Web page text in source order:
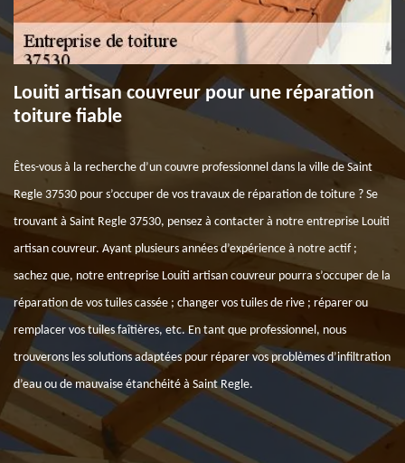
Louiti artisan couvreur pour une réparation
toiture fiable
Êtes-vous à la recherche d’un couvre professionnel dans la ville de Saint
Regle 37530 pour s’occuper de vos travaux de réparation de toiture ? Se
trouvant à Saint Regle 37530, pensez à contacter à notre entreprise Louiti
artisan couvreur. Ayant plusieurs années d’expérience à notre actif ;
sachez que, notre entreprise Louiti artisan couvreur pourra s’occuper de la
réparation de vos tuiles cassée ; changer vos tuiles de rive ; réparer ou
remplacer vos tuiles faîtières, etc. En tant que professionnel, nous
trouverons les solutions adaptées pour réparer vos problèmes d’infiltration
d’eau ou de mauvaise étanchéité à Saint Regle.